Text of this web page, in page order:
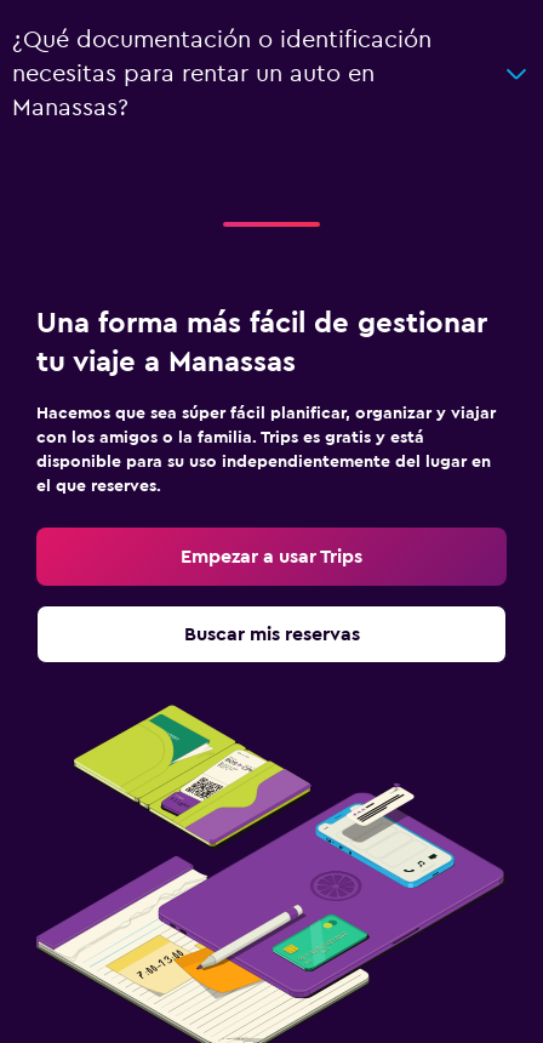
¿Qué documentación o identificación
necesitas para rentar un auto en
Manassas?
Una forma más fácil de gestionar
tu viaje a Manassas
Hacemos que sea súper fácil planificar, organizar y viajar
con los amigos o la familia. Trips es gratis y está
disponible para su uso independientemente del lugar en
el que reserves.
Empezar a usar Trips
Buscar mis reservas